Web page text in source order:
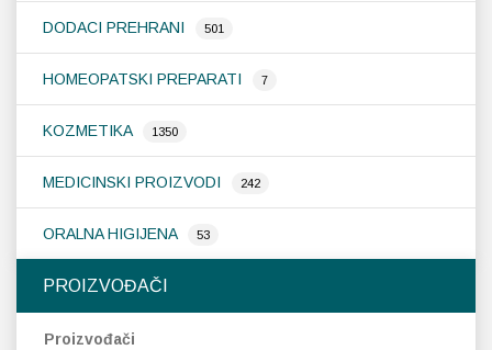
DODACI PREHRANI 501
HOMEOPATSKI PREPARATI 7
KOZMETIKA 1350
MEDICINSKI PROIZVODI 242
ORALNA HIGIJENA 53
PROIZVOĐAČI
Proizvođači